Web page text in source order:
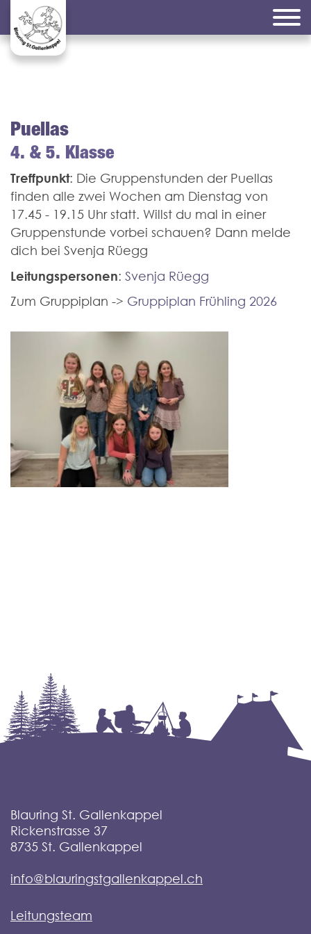
Puellas
4. & 5. Klasse
Treffpunkt: Die Gruppenstunden der Puellas
finden alle zwei Wochen am Dienstag von
17.45 - 19.15 Uhr statt. Willst du mal in einer
Gruppenstunde vorbei schauen? Dann melde
dich bei Svenja Rüegg
Leitungspersonen: Svenja Rüegg
Zum Gruppiplan -> Gruppiplan Frühling 2026
Blauring St. Gallenkappel
Rickenstrasse 37
8735 St. Gallenkappel
info@blauringstgallenkappel.ch
Leitungsteam